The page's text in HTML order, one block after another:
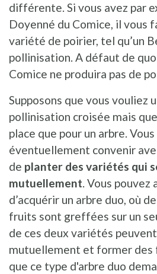
différente. Si vous avez par
Doyenné du Comice, il vous
variété de poirier, tel qu’un
pollinisation. A défaut de
Comice ne produira pas de
Supposons que vous vouliez
pollinisation croisée mais que
place que pour un arbre.
éventuellement convenir
de planter des variétés qui
mutuellement. Vous pouvez
d’acquérir un arbre duo, où
fruits sont greffées sur un
de ces deux variétés
mutuellement et former
que ce type d'arbre duo